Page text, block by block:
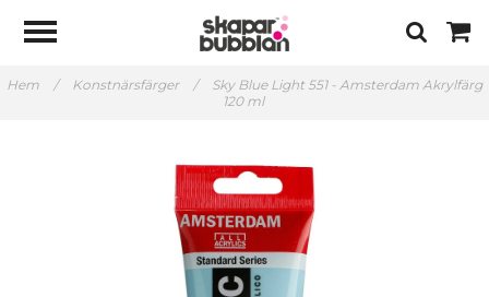
Hem / Konstnärsfärger /
Sky Blue Light 551 - Amsterdam Akrylfärg
120 ml